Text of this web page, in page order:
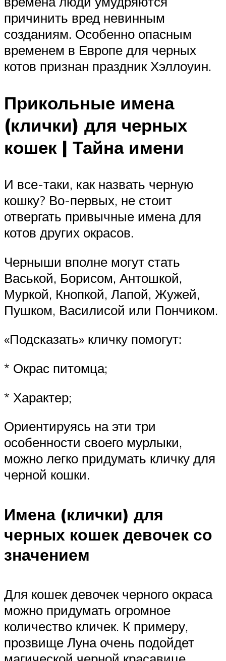
причинить вред невинным
созданиям. Особенно опасным
временем в Европе для черных
котов признан праздник Хэллоуин.
Прикольные имена
(клички) для черных
кошек | Тайна имени
И все-таки, как назвать черную
кошку? Во-первых, не стоит
отвергать привычные имена для
котов других окрасов.
Черныши вполне могут стать
Васькой, Борисом, Антошкой,
Муркой, Кнопкой, Лапой, Жужей,
Пушком, Василисой или Пончиком.
«Подсказать» кличку помогут:
* Окрас питомца;
* Характер;
Ориентируясь на эти три
особенности своего мурлыки,
можно легко придумать кличку для
черной кошки.
Имена (клички) для
черных кошек девочек со
значением
Для кошек девочек черного окраса
можно придумать огромное
количество кличек. К примеру,
прозвище Луна очень подойдет